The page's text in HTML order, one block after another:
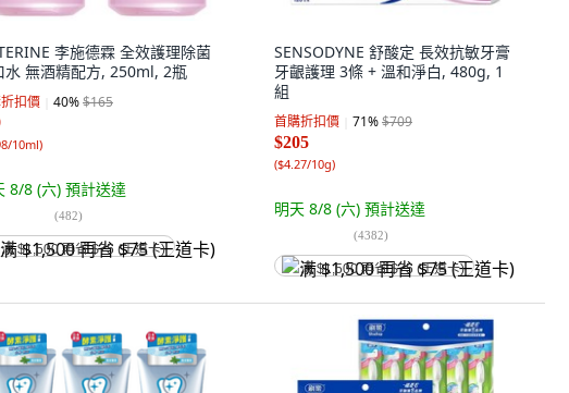
李施德霖 全效護理除菌
水 無酒精配方, 250ml, 2瓶
扣價 40%$165
10ml)
8/8 (六) 預計送達
(482)
满 $1,500 再省 $75 (王道卡)
SENSODYNE 舒酸定 長效抗敏牙膏
牙齦護理 3條 + 溫和淨白, 480g, 1
組
首購折扣價 71%$709
$205
($4.27/10g)
明天 8/8 (六) 預計送達
(4382)
满 $1,500 再省 $75 (王道卡)